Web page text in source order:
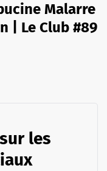
Malarre
| Le Club #89
les